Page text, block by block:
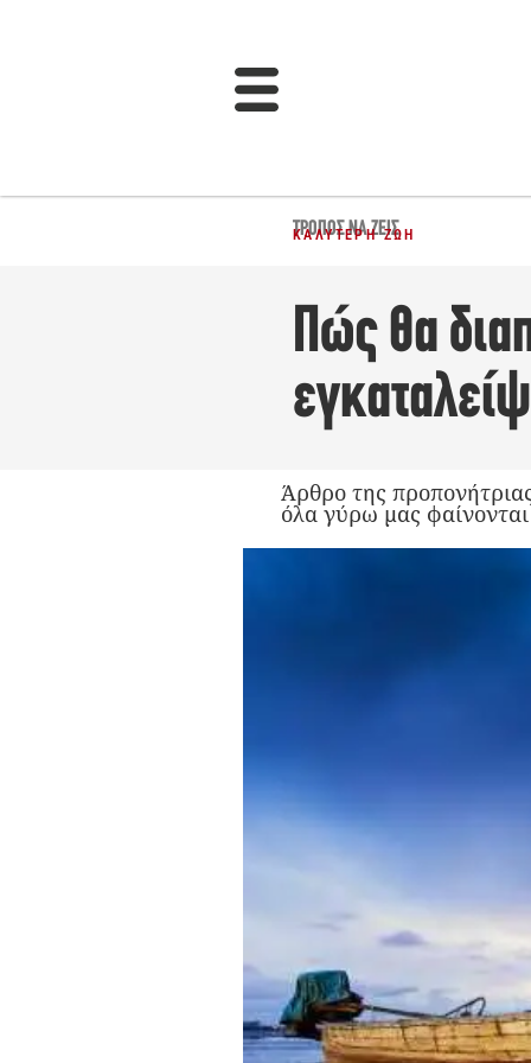
ΤΡΌΠΟΣ ΝΑ ΖΕΙΣ
ΚΑΛΎΤΕΡΗ ΖΩΉ
Πώς θα
Άρθρο της
όλα γύρω μας